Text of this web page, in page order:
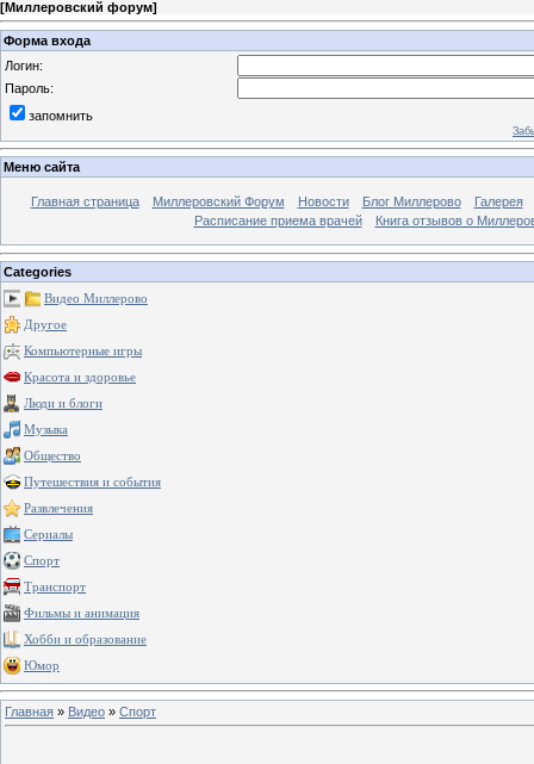
[Миллеровский форум]
Форма входа
Логин:
Пароль:
запомнить
Меню сайта
Главная страница Миллеровский Форум Новости Блог Миллерово
Галерея
Расписание приема врачей
Книга отзывов о
Categories
Видео Миллерово
Другое
Компьютерные игры
Красота и здоровье
Люди и блоги
Музыка
Общество
Путешествия и события
Развлечения
Сериалы
Спорт
Транспорт
Фильмы и анимация
Хобби и образование
Юмор
Главная » Видео » Спорт